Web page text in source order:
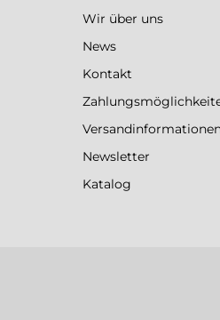
Wir über uns
News
Kontakt
Newsletter
Katalog